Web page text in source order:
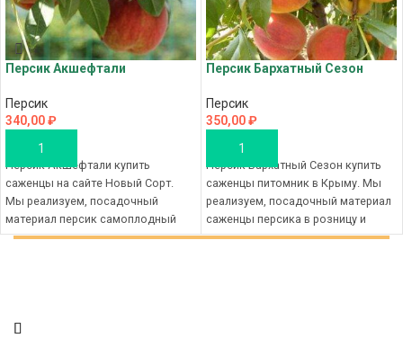
Персик Акшефтали
Персик
340,00₽
В КОРЗИНУ
Персик Акшефтали купить
саженцы на сайте Новый Сорт.
Мы реализуем, посадочный
материал персик самоплодный
единичными экземплярами, а
материал и приятный цены на
Персик Бархатный Сезон
Персик
350,00₽
В КОРЗИНУ
Персик Бархатный Сезон купить
саженцы питомник в Крыму. Мы
реализуем, посадочный материал
саженцы персика в розницу и
оптом с питомника Новый Сорт,